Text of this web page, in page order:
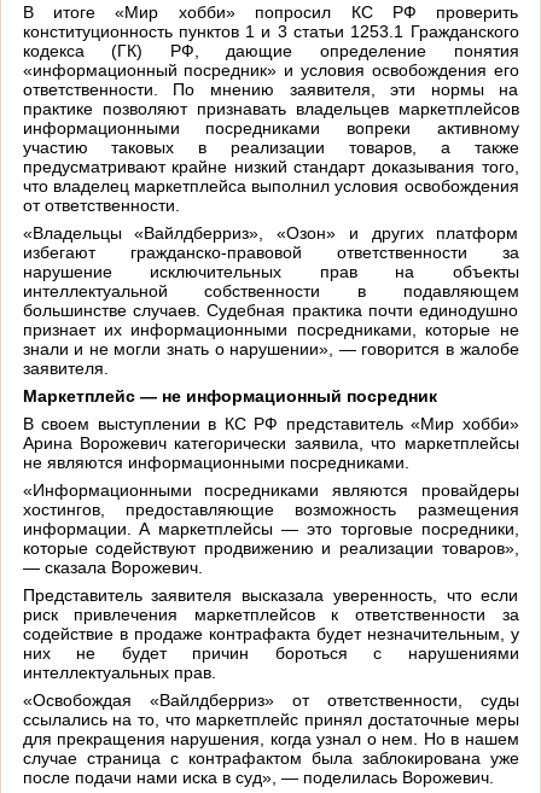
В итоге «Мир хобби» попросил КС РФ проверить
конституционность пунктов 1 и 3 статьи 1253.1 Гражданского
кодекса (ГК) РФ, дающие определение понятия
«информационный посредник» и условия освобождения его
ответственности. По мнению заявителя, эти нормы на
практике позволяют признавать владельцев маркетплейсов
информационными посредниками вопреки активному
участию таковых в реализации товаров, а также
предусматривают крайне низкий стандарт доказывания того,
что владелец маркетплейса выполнил условия освобождения
от ответственности.
«Владельцы «Вайлдберриз», «Озон» и других платформ
избегают гражданско-правовой ответственности за
нарушение исключительных прав на объекты
интеллектуальной собственности в подавляющем
большинстве случаев. Судебная практика почти единодушно
признает их информационными посредниками, которые не
знали и не могли знать о нарушении», — говорится в жалобе
заявителя.
Маркетплейс — не информационный посредник
В своем выступлении в КС РФ представитель «Мир хобби»
Арина Ворожевич категорически заявила, что маркетплейсы
не являются информационными посредниками.
«Информационными посредниками являются провайдеры
хостингов, предоставляющие возможность размещения
информации. А маркетплейсы — это торговые посредники,
которые содействуют продвижению и реализации товаров»,
— сказала Ворожевич.
Представитель заявителя высказала уверенность, что если
риск привлечения маркетплейсов к ответственности за
содействие в продаже контрафакта будет незначительным, у
них не будет причин бороться с нарушениями
интеллектуальных прав.
«Освобождая «Вайлдберриз» от ответственности, суды
ссылались на то, что маркетплейс принял достаточные меры
для прекращения нарушения, когда узнал о нем. Но в нашем
случае страница с контрафактом была заблокирована уже
после подачи нами иска в суд», — поделилась Ворожевич.